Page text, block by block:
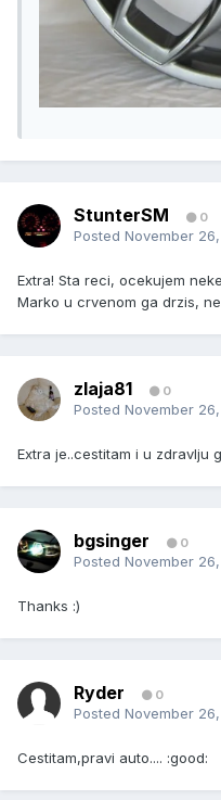
StunterSM 0
Posted November 26,
Extra! Sta reci, ocekujem
Marko u crvenom ga drzis,
zlaja81 0
Posted November 26,
Extra je..cestitam i u zdravlju
bgsinger 0
Posted November 26,
Thanks :)
Ryder 0
Posted November 26,
Cestitam,pravi auto.... :good: